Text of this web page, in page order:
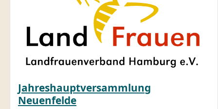
Jahreshauptversammlung
Neuenfelde